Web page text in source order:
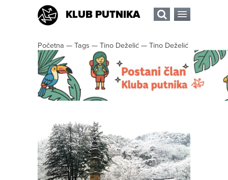
KLUB PUTNIKA
Početna — Tags — Tino Deželić — Tino Deželić